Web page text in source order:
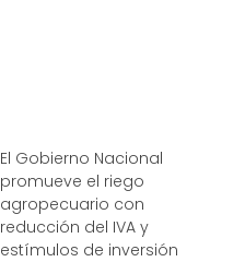
El Gobierno Nacional
promueve el riego
agropecuario con
reducción del IVA y
estímulos de inversión